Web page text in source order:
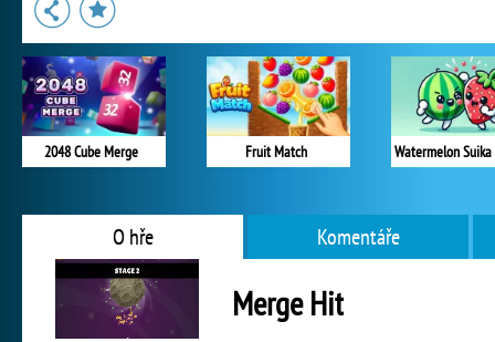
2048 Cube Merge Fruit Match Watermelon Suika
O hře Komentáře
Merge Hit